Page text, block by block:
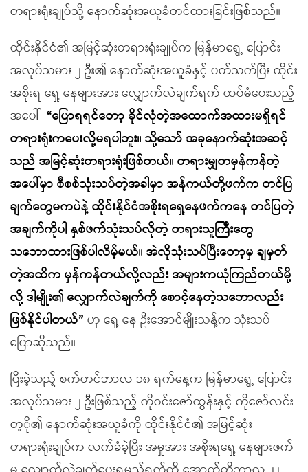
တရားရုံးချုပ်သို့ နောက်ဆုံးအယူခံတင်ထားခြင်းဖြစ်သည်။
ထိုင်းနိုင်ငံ၏ အမြင့်ဆုံးတရားရုံးချုပ်က မြန်မာရွှေ့ ပြောင်း
အလုပ်သမား ၂ ဦး၏ နောက်ဆုံးအယူခံနှင့် ပတ်သက်ပြီး ထိုင်း
အစိုးရ ရှေ့ နေများအား လျှောက်လဲချက်ရက် ထပ်မံပေးသည့်
အပေါ် “ပြောရရင်တော့ ခိုင်လုံတဲ့အထောက်အထားမရှိရင်
တရားရုံးကပေးလို့မရပါဘူး။ သို့သော် အခုနောက်ဆုံးအဆင့်
သည် အမြင့်ဆုံးတရားရုံးဖြစ်တယ်။ တရားမျှတမှန်ကန်တဲ့
အပေါ်မှာ စီစစ်သုံးသပ်တဲ့အခါမှာ အန်ကယ်တို့ဖက်က တင်ပြ
ချက်တွေမကပဲနဲ့ ထိုင်းနိုင်ငံအစိုးရရှေ့နေဖက်ကနေ တင်ပြတဲ့
အချက်ကိုပါ နှစ်ဖက်သုံးသပ်လိုတဲ့ တရားသူကြီးတွေ
သဘောထားဖြစ်ပါလိမ့်မယ်။ အဲလိုသုံးသပ်ပြီးတော့မှ ချမှတ်
တဲ့အထိက မှန်ကန်တယ်လို့လည်း အများကယုံကြည်တယ်မို့
လို့ ဒါမျိုး၏ လျှောက်လဲချက်ကို စောင့်နေတဲ့သဘောလည်း
ဖြစ်နိုင်ပါတယ်” ဟု ရှေ့ နေ ဦးအောင်မျိုးသန့်က သုံးသပ်
ပြောဆိုသည်။
ပြီးခဲ့သည့် စက်တင်ဘာလ ၁၈ ရက်နေ့က မြန်မာရွှေ့ ပြောင်း
အလုပ်သမား ၂ ဦးဖြစ်သည့် ကိုဝင်းဇော်ထွန်းနှင့် ကိုဇော်လင်း
တ့ို၏ နောက်ဆုံးအယူခံကို ထိုင်းနိုင်ငံ၏ အမြင့်ဆုံး
တရားရုံးချုပ်က လက်ခံခဲ့ပြီး အမှုအား အစိုးရရှေ့ နေများဖက်